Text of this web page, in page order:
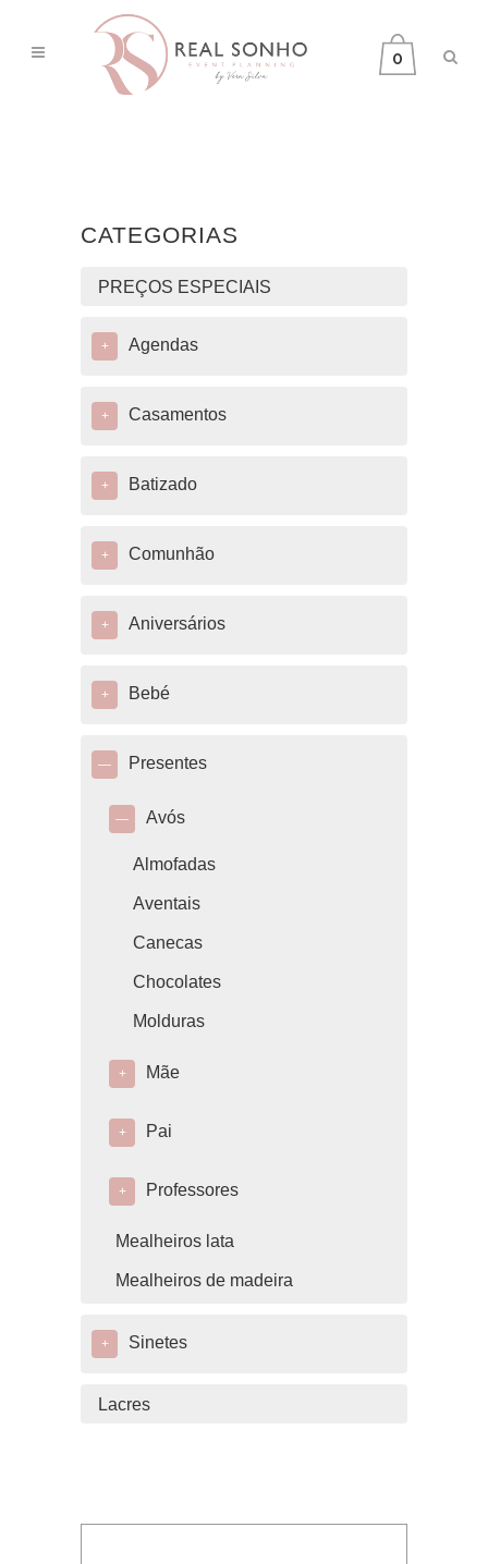
0
CATEGORIAS
PREÇOS ESPECIAIS
+ Agendas
+ Casamentos
+ Batizado
+ Comunhão
+ Aniversários
+ Bebé
— Presentes
— Avós
Almofadas
Aventais
Canecas
Chocolates
Molduras
+ Mãe
+ Pai
+ Professores
Mealheiros lata
Mealheiros de madeira
+ Sinetes
Lacres